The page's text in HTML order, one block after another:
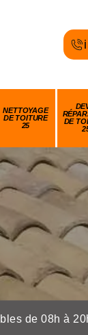
NETTOYAGE
DE TOITURE
25
DE
de 08h à